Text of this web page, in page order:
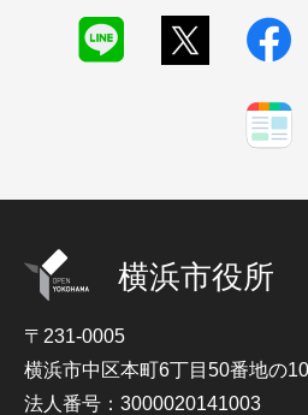
横浜市役所
〒231-0005
横浜市中区本町6丁目50番地の10
法人番号：3000020141003